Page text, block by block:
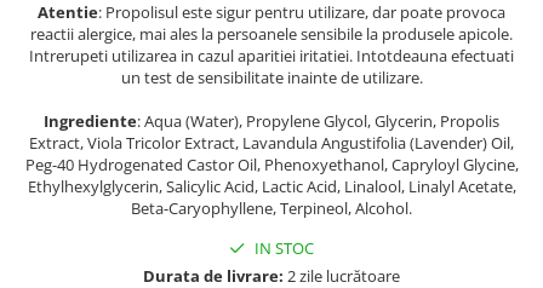
Atentie: Propolisul este sigur pentru utilizare, dar poate provoca
reactii alergice, mai ales la persoanele sensibile la produsele apicole.
Intrerupeti utilizarea in cazul aparitiei iritatiei. Intotdeauna efectuati
un test de sensibilitate inainte de utilizare.
Ingrediente: Aqua (Water), Propylene Glycol, Glycerin, Propolis
Extract, Viola Tricolor Extract, Lavandula Angustifolia (Lavender) Oil,
Peg-40 Hydrogenated Castor Oil, Phenoxyethanol, Capryloyl Glycine,
Ethylhexylglycerin, Salicylic Acid, Lactic Acid, Linalool, Linalyl Acetate,
Beta-Caryophyllene, Terpineol, Alcohol.
IN STOC
Durata de livrare: 2 zile lucrătoare